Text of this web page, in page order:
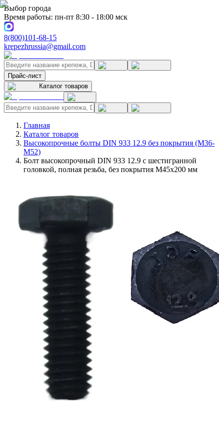
Выбор города
Время работы: пн-пт 8:30 - 18:00 мск
8(800)101-68-15
krepezhrussia@gmail.com
Прайс-лист
Каталог товаров
Главная
Каталог товаров
Высокопрочные болты DIN 933 12.9 без покрытия (M36-
M52)
Болт высокопрочный DIN 933 12.9 с шестигранной
головкой, полная резьба, без покрытия M45x200 мм